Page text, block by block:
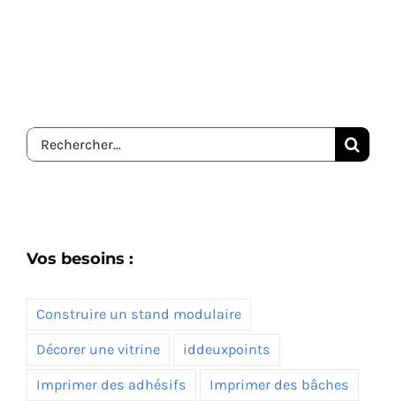
Rechercher:
Vos besoins :
Construire un stand modulaire
Décorer une vitrine iddeuxpoints
Imprimer des adhésifs Imprimer des bâches